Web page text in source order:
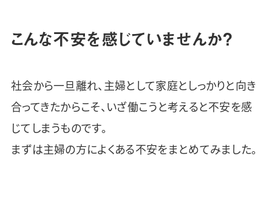
こんな不安を感じていませんか？
社会から一旦離れ、主婦として家庭としっかりと向き
合ってきたからこそ、いざ働こうと考えると不安を感
じてしまうものです。
まずは主婦の方によくある不安をまとめてみました。